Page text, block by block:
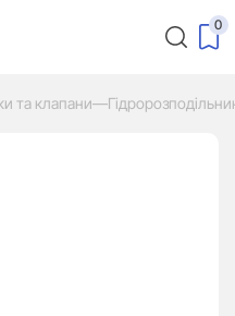
0
та клапани—